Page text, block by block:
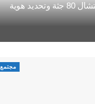
سلطات سبتة تعلن انتشال 80 جثة وتحديد هوية
مجتمع